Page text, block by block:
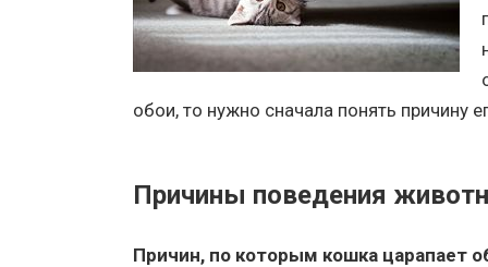
обои, то нужно сначала понять причину
Причины поведения
Причин, по которым кошка царапает